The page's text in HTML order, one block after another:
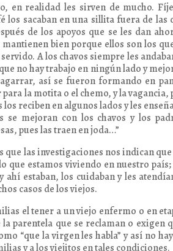
en realidad les sirven de mucho.
los sacaban en una sillita fuera de
de los apoyos que se les dan
bien porque ellos son los
A los chavos siempre les
no hay trabajo en ningún lado y
así se fueron formando en
la motita o el chemo, y la
los reciben en algunos lados y les
se mejoran con los chavos y los
pues las traen en joda…”
que las investigaciones nos indican
que estamos viviendo en nuestro
ahí estaban, los cuidaban y les
casos de los viejos.
el tener a un viejo enfermo o en
la parentela que se reclaman o
“que la virgen les habla” y así no
y a los viejitos en tales condiciones.